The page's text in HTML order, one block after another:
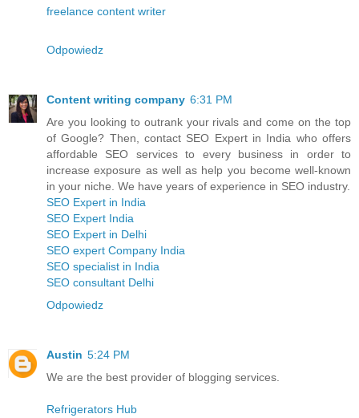
freelance content writer
Odpowiedz
Content writing company 6:31 PM
Are you looking to outrank your rivals and come on the top
of Google? Then, contact SEO Expert in India who offers
affordable SEO services to every business in order to
increase exposure as well as help you become well-known
in your niche. We have years of experience in SEO industry.
SEO Expert in India
SEO Expert India
SEO Expert in Delhi
SEO expert Company India
SEO specialist in India
SEO consultant Delhi
Odpowiedz
Austin 5:24 PM
We are the best provider of blogging services.
Refrigerators Hub